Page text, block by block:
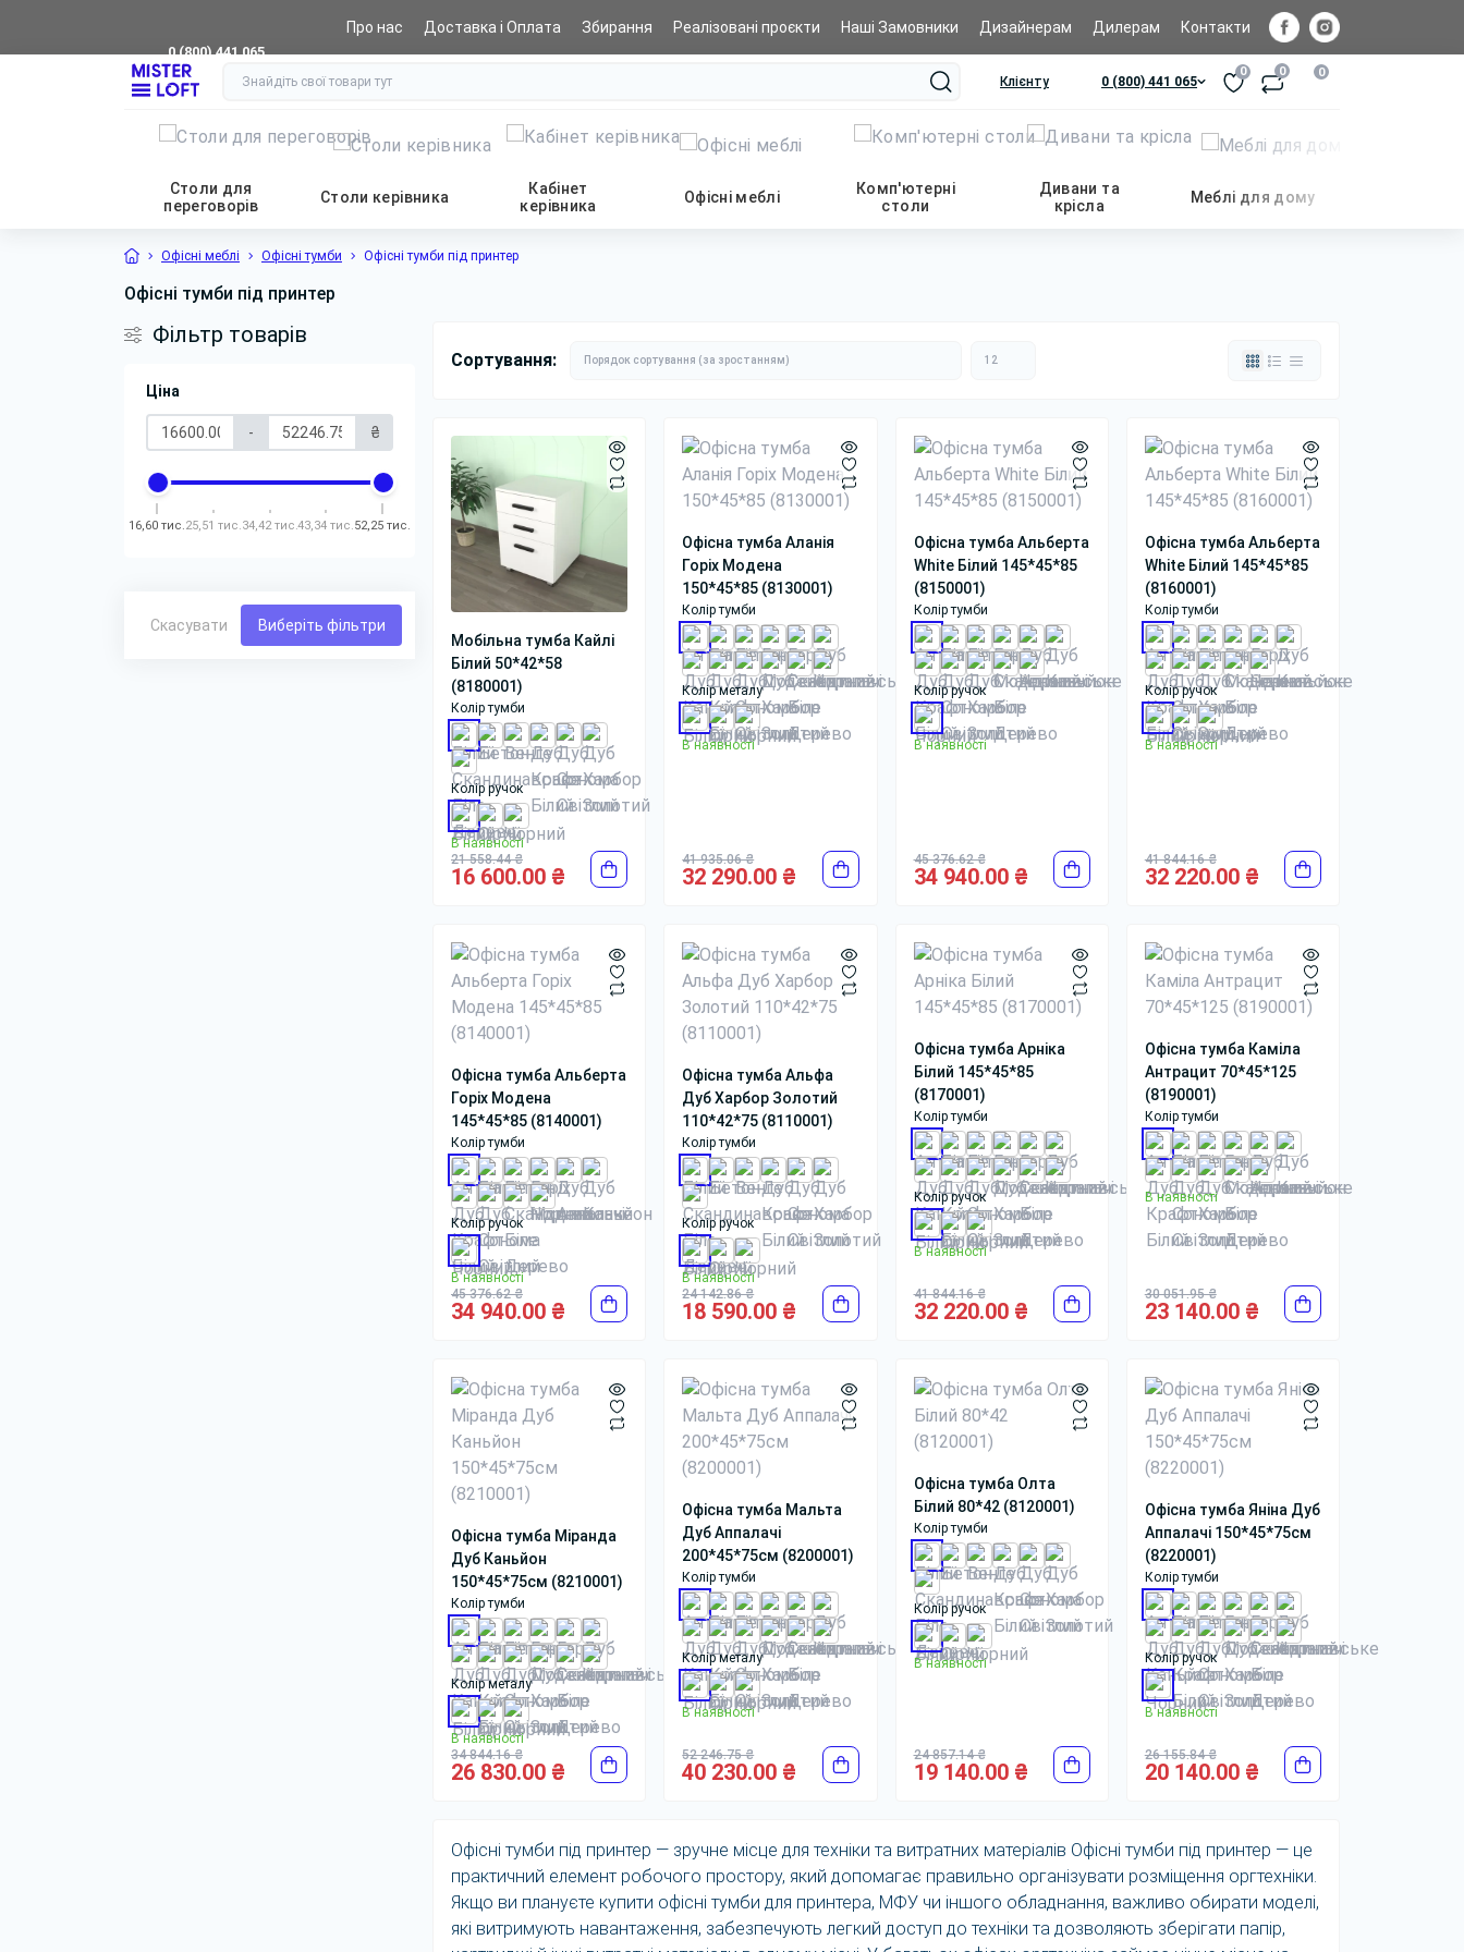
0 (800) 441 065
Про нас Доставка і Оплата Збирання Реалізовані проєкти Наші Замовники Дизайнерам Дилерам Контакти
Клієнту 0 (800) 441 065
0 0 0
Столи для
переговорів
Столи керівника
Кабінет
керівника
Офісні меблі
Комп'ютерні
столи
Дивани та
крісла
Меблі для дому
Офісні меблі Офісні тумби Офісні тумби під принтер
Офісні тумби під принтер
Фільтр товарів
Ціна
- ₴
16,60 тис.25,51 тис.34,42 тис.43,34 тис.52,25 тис.
Скасувати Виберіть фільтри
Сортування:
Мобільна тумба Кайлі
Білий 50*42*58
(8180001)
Колір тумби
Колір ручок
В наявності
21 558.44 ₴
16 600.00 ₴
Офісна тумба Аланія
Горіх Модена
150*45*85 (8130001)
Колір тумби
Колір металу
В наявності
41 935.06 ₴
32 290.00 ₴
Офісна тумба Альберта
White Білий 145*45*85
(8150001)
Колір тумби
Колір ручок
В наявності
45 376.62 ₴
34 940.00 ₴
Офісна тумба Альберта
White Білий 145*45*85
(8160001)
Колір тумби
Колір ручок
В наявності
41 844.16 ₴
32 220.00 ₴
Офісна тумба Альберта
Горіх Модена
145*45*85 (8140001)
Колір тумби
Колір ручок
В наявності
45 376.62 ₴
34 940.00 ₴
Офісна тумба Альфа
Дуб Харбор Золотий
110*42*75 (8110001)
Колір тумби
Колір ручок
В наявності
24 142.86 ₴
18 590.00 ₴
Офісна тумба Арніка
Білий 145*45*85
(8170001)
Колір тумби
Колір ручок
В наявності
41 844.16 ₴
32 220.00 ₴
Офісна тумба Каміла
Антрацит 70*45*125
(8190001)
Колір тумби
В наявності
30 051.95 ₴
23 140.00 ₴
Офісна тумба Міранда
Дуб Каньйон
150*45*75см (8210001)
Колір тумби
Колір металу
В наявності
34 844.16 ₴
26 830.00 ₴
Офісна тумба Мальта
Дуб Аппалачі
200*45*75см (8200001)
Колір тумби
Колір металу
В наявності
52 246.75 ₴
40 230.00 ₴
Офісна тумба Олта
Білий 80*42 (8120001)
Колір тумби
Колір ручок
В наявності
24 857.14 ₴
19 140.00 ₴
Офісна тумба Яніна Дуб
Аппалачі 150*45*75см
(8220001)
Колір тумби
Колір ручок
В наявності
26 155.84 ₴
20 140.00 ₴
Офісні тумби під принтер — зручне місце для техніки та витратних матеріалів Офісні тумби під принтер — це
практичний елемент робочого простору, який допомагає правильно організувати розміщення оргтехніки.
Якщо ви плануєте купити офісні тумби для принтера, МФУ чи іншого обладнання, важливо обирати моделі,
які витримують навантаження, забезпечують легкий доступ до техніки та дозволяють зберігати папір,